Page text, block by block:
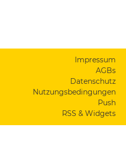
Impressum
AGBs
Datenschutz
Nutzungsbedingungen
Push
RSS & Widgets